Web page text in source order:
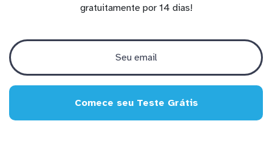
gratuitamente por 14 dias!
Comece seu Teste Grátis